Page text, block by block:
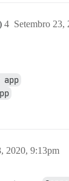
Setembro 23,
4
2020, 9:13pm